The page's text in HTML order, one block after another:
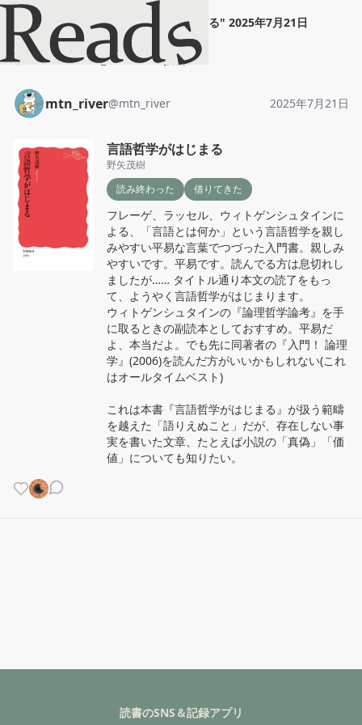
mtn_river" 言語哲学がはじまる" 2025年7月21日
ホーム mtn_river 投稿
mtn_river@mtn_river 2025年7月21日
言語哲学がはじまる
野矢茂樹
読み終わった
借りてきた
フレーゲ、ラッセル、ウィトゲンシュタインに
よる、「言語とは何か」という言語哲学を親し
みやすい平易な言葉でつづった入門書。親しみ
やすいです。平易です。読んでる方は息切れし
ましたが…… タイトル通り本文の読了をもっ
て、ようやく言語哲学がはじまります。
ウィトゲンシュタインの『論理哲学論考』を手
に取るときの副読本としておすすめ。平易だ
よ、本当だよ。でも先に同著者の『入門！ 論理
学』(2006)を読んだ方がいいかもしれない(これ
はオールタイムベスト)
これは本書『言語哲学がはじまる』が扱う範疇
を越えた「語りえぬこと」だが、存在しない事
実を書いた文章、たとえば小説の「真偽」「価
値」についても知りたい。
読書のSNS＆記録アプリ